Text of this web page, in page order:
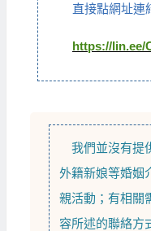
直接點網址連
https://lin.ee/
我們並沒有提
外籍新娘等婚姻
親活動；有相關
容所述的聯絡方